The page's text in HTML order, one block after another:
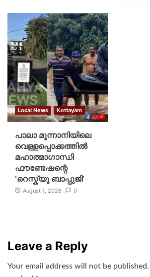
Local News Kottayam
പാലാ മൂന്നാനിയിലെ
വെള്ളപ്പൊക്കത്തിൽ
മഹാത്മാഗാന്ധി
ഫൗണ്ടേഷന്റെ
‘റെസ്ക്യൂ ബാപ്പുജി’
August 1, 2026 0
Leave a Reply
Your email address will not be published.